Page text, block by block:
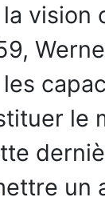
vision
le
un